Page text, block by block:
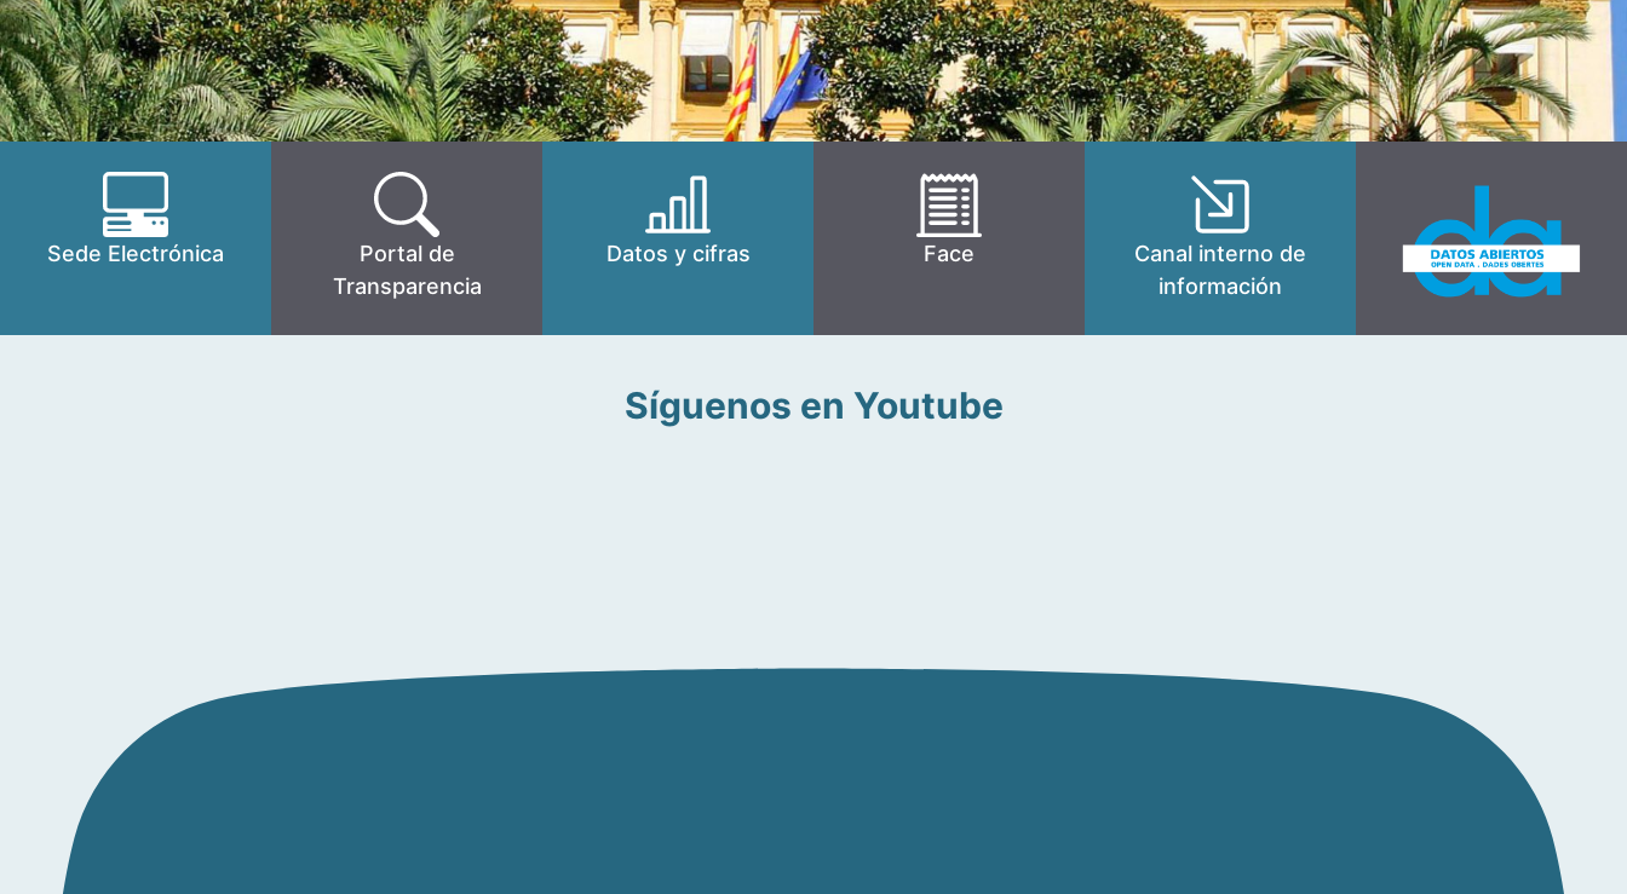
Sede Electrónica
Portal de
Transparencia
Datos y cifras Face
Canal interno de
información
Síguenos en Youtube